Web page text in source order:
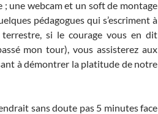
une webcam et un soft de montage
pédagogues qui s’escriment à
si le courage vous en dit
mon tour), vous assisterez aux
à démontrer la platitude de notre
sans doute pas 5 minutes face